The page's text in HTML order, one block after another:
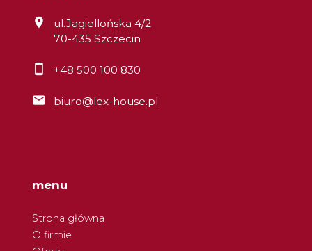
ul.Jagiellońska 4/2
70-435 Szczecin
+48 500 100 830
biuro@lex-house.pl
menu
Strona główna
O firmie